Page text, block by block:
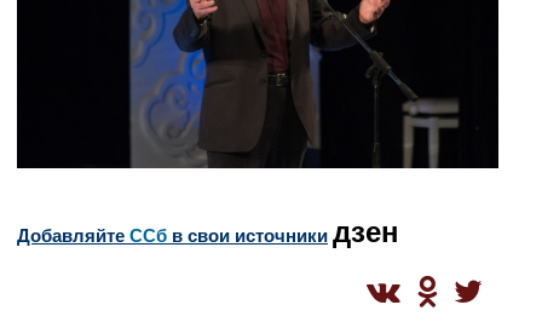
Добавляйте CСб в свои источники дзен